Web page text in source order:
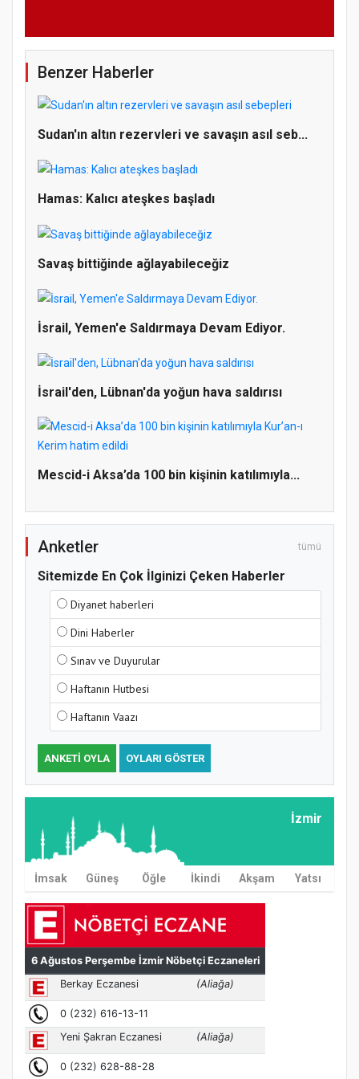
Gerçekleştirildi
MÜFTÜ ABULSELAM ÖZDERE’YE ZİYARET
Benzer Haberler
Sudan'ın altın rezervleri ve savaşın asıl seb...
Hamas: Kalıcı ateşkes başladı
Savaş bittiğinde ağlayabileceğiz
İsrail, Yemen'e Saldırmaya Devam Ediyor.
İsrail'den, Lübnan'da yoğun hava saldırısı
Mescid-i Aksa’da 100 bin kişinin katılımıyla...
Anketler tümü
Sitemizde En Çok İlginizi Çeken Haberler
Diyanet haberleri
Dini Haberler
Sınav ve Duyurular
Haftanın Hutbesi
Haftanın Vaazı
ANKETI OYLA OYLARI GÖSTER
İzmir
İmsak Güneş Öğle İkindi Akşam Yatsı